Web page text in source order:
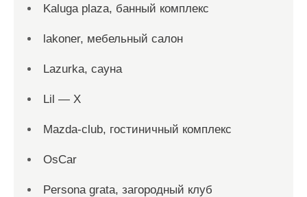
Kaluga plaza, банный комплекс
lakoner, мебельный салон
Lazurka, сауна
Lil — X
Mazda-club, гостиничный комплекс
OsCar
Persona grata, загородный клуб